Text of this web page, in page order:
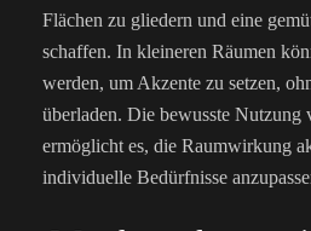
Flächen zu gliedern und eine
schaffen. In kleineren Räumen
werden, um Akzente zu setzen,
überladen. Die bewusste
ermöglicht es, die Raumwirkung
individuelle Bedürfnisse